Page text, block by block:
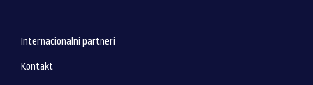
Internacionalni partneri
Kontakt